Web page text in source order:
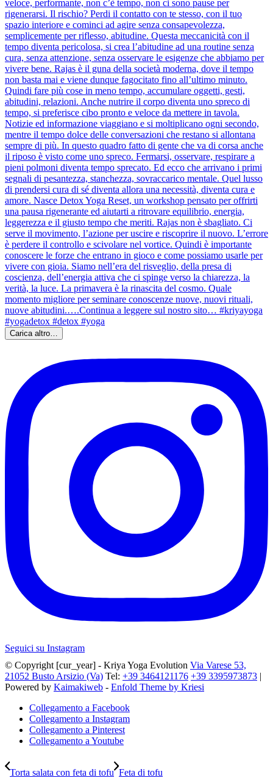
Carica altro…
Seguici su Instagram
© Copyright [cur_year] - Kriya Yoga Evolution Via Varese 53,
21052 Busto Arsizio (Va) Tel: +39 3464121176 +39 3395973873
Powered by Kaimakiweb - Enfold Theme by Kriesi
Collegamento a Facebook
Collegamento a Instagram
Collegamento a Pinterest
Collegamento a Youtube
Torta salata con feta di tofu Feta di tofu